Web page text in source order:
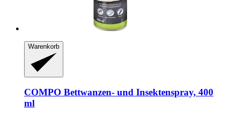
Warenkorb
COMPO Bettwanzen-​ und Insektenspray, 400
ml